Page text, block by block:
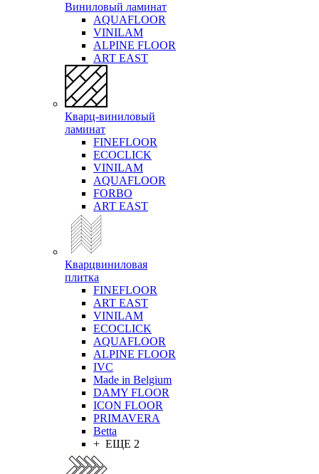
Виниловый ламинат
AQUAFLOOR
VINILAM
ALPINE FLOOR
ART EAST
Кварц-виниловый
ламинат
FINEFLOOR
ECOCLICK
VINILAM
AQUAFLOOR
FORBO
ART EAST
Кварцвиниловая
плитка
FINEFLOOR
ART EAST
VINILAM
ECOCLICK
AQUAFLOOR
ALPINE FLOOR
IVC
Made in Belgium
DAMY FLOOR
ICON FLOOR
PRIMAVERA
Betta
+ ЕЩЕ 2